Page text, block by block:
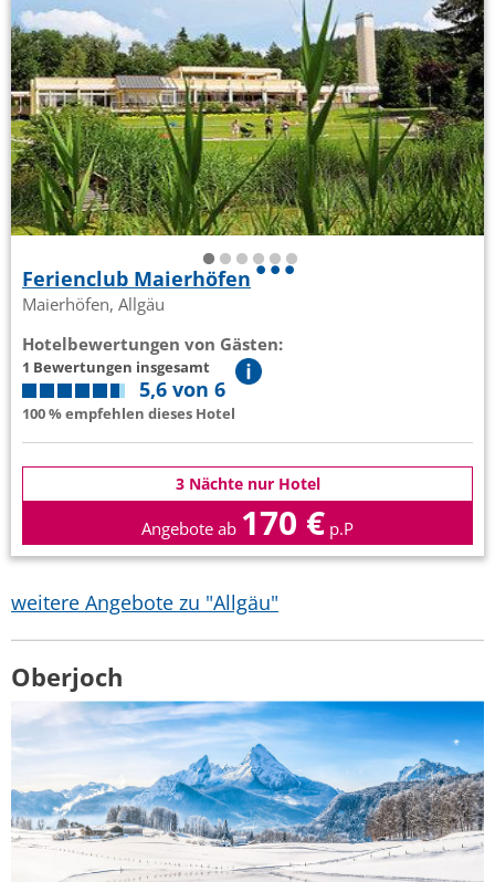
Ferienclub Maierhöfen
Maierhöfen, Allgäu
Hotelbewertungen von Gästen:
1 Bewertungen insgesamt
5,6 von 6
100 % empfehlen dieses Hotel
3 Nächte nur Hotel
Angebote ab 170 € p.P
weitere Angebote zu "Allgäu"
Oberjoch